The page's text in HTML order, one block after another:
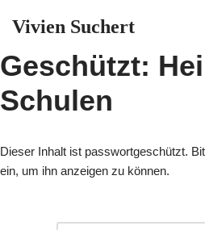
Inhalt
Vivien Suchert
Geschützt:
Schulen
Dieser Inhalt ist passwortgeschützt.
ein, um ihn anzeigen zu können.